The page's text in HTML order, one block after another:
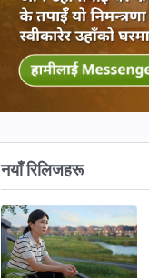
नयाँ रिलिजहरू